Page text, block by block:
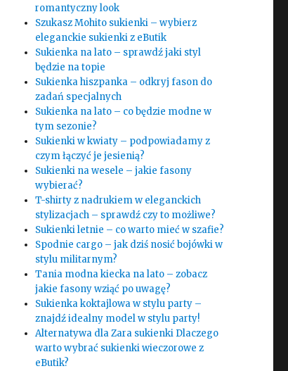
romantyczny look
Szukasz Mohito sukienki – wybierz
eleganckie sukienki z eButik
Sukienka na lato – sprawdź jaki styl
będzie na topie
Sukienka hiszpanka – odkryj fason do
zadań specjalnych
Sukienka na lato – co będzie modne w
tym sezonie?
Sukienki w kwiaty – podpowiadamy z
czym łączyć je jesienią?
Sukienki na wesele – jakie fasony
wybierać?
T-shirty z nadrukiem w eleganckich
stylizacjach – sprawdź czy to możliwe?
Sukienki letnie – co warto mieć w szafie?
Spodnie cargo – jak dziś nosić bojówki w
stylu militarnym?
Tania modna kiecka na lato – zobacz
jakie fasony wziąć po uwagę?
Sukienka koktajlowa w stylu party –
znajdź idealny model w stylu party!
Alternatywa dla Zara sukienki Dlaczego
warto wybrać sukienki wieczorowe z
eButik?